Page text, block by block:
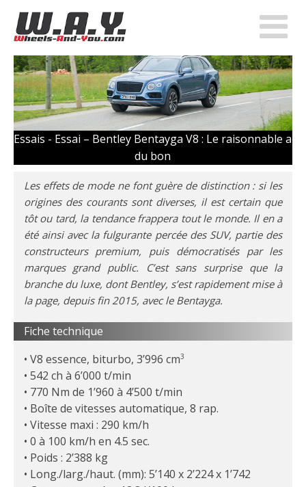
Essais - Essai – Bentley Bentayga V8 : Le raisonnable a
du bon
Les effets de mode ne font guère de distinction : si les
origines des courants sont diverses, il est certain que
tôt ou tard, la tendance frappera tout le monde. Il en a
été ainsi avec la fulgurante percée des SUV, partie des
constructeurs premium, puis démocratisés par les
marques grand public. C’est sans surprise que la
branche du luxe, dont Bentley, s’est rapidement mise à
la page, depuis fin 2015, avec le Bentayga.
Fiche technique
V8 essence, biturbo, 3’996 cm3
542 ch à 6’000 t/min
770 Nm de 1’960 à 4’500 t/min
Boîte de vitesses automatique, 8 rap.
Vitesse maxi : 290 km/h
0 à 100 km/h en 4.5 sec.
Poids : 2’388 kg
Long./larg./haut. (mm): 5’140 x 2’224 x 1’742